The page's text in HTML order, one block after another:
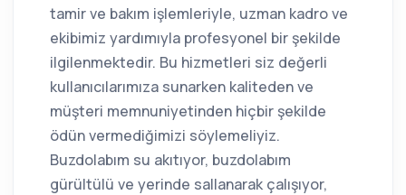
tamir ve bakım işlemleriyle, uzman kadro ve
ekibimiz yardımıyla profesyonel bir şekilde
ilgilenmektedir. Bu hizmetleri siz değerli
kullanıcılarımıza sunarken kaliteden ve
müşteri memnuniyetinden hiçbir şekilde
ödün vermediğimizi söylemeliyiz.
Buzdolabım su akıtıyor, buzdolabım
gürültülü ve yerinde sallanarak çalışıyor,